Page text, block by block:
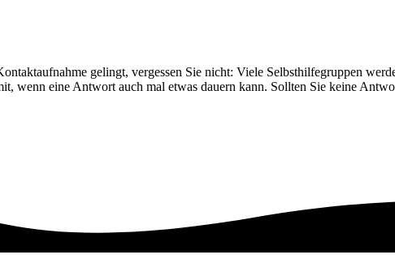
gelingt, vergessen Sie nicht: Viele Selbsthilfegruppen
wenn eine Antwort auch mal etwas dauern kann. Sollten Sie keine